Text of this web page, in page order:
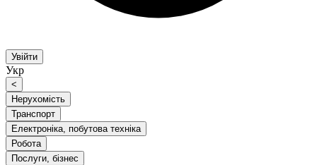
Увійти
Укр
<
Нерухомість
Транспорт
Електроніка, побутова техніка
Робота
Послуги, бізнес